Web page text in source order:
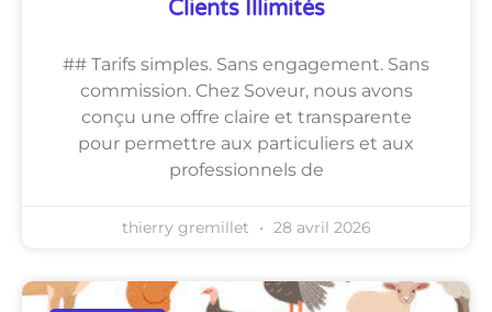
Clients Illimités
## Tarifs simples. Sans engagement. Sans
commission. Chez Soveur, nous avons
conçu une offre claire et transparente
pour permettre aux particuliers et aux
professionnels de
thierry gremillet 28 avril 2026